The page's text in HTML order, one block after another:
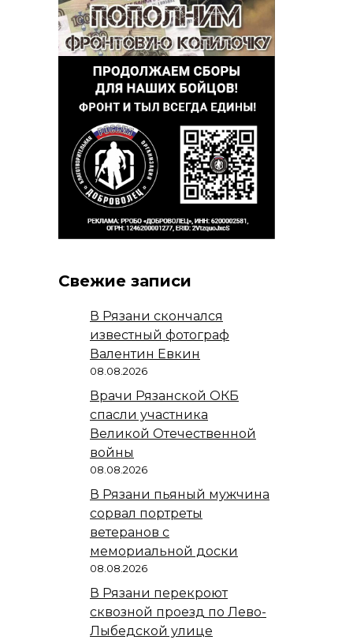
Свежие записи
В Рязани скончался
известный фотограф
Валентин Евкин
08.08.2026
Врачи Рязанской ОКБ
спасли участника
Великой Отечественной
войны
08.08.2026
В Рязани пьяный мужчина
сорвал портреты
ветеранов с
мемориальной доски
08.08.2026
В Рязани перекроют
сквозной проезд по Лево-
Лыбедской улице